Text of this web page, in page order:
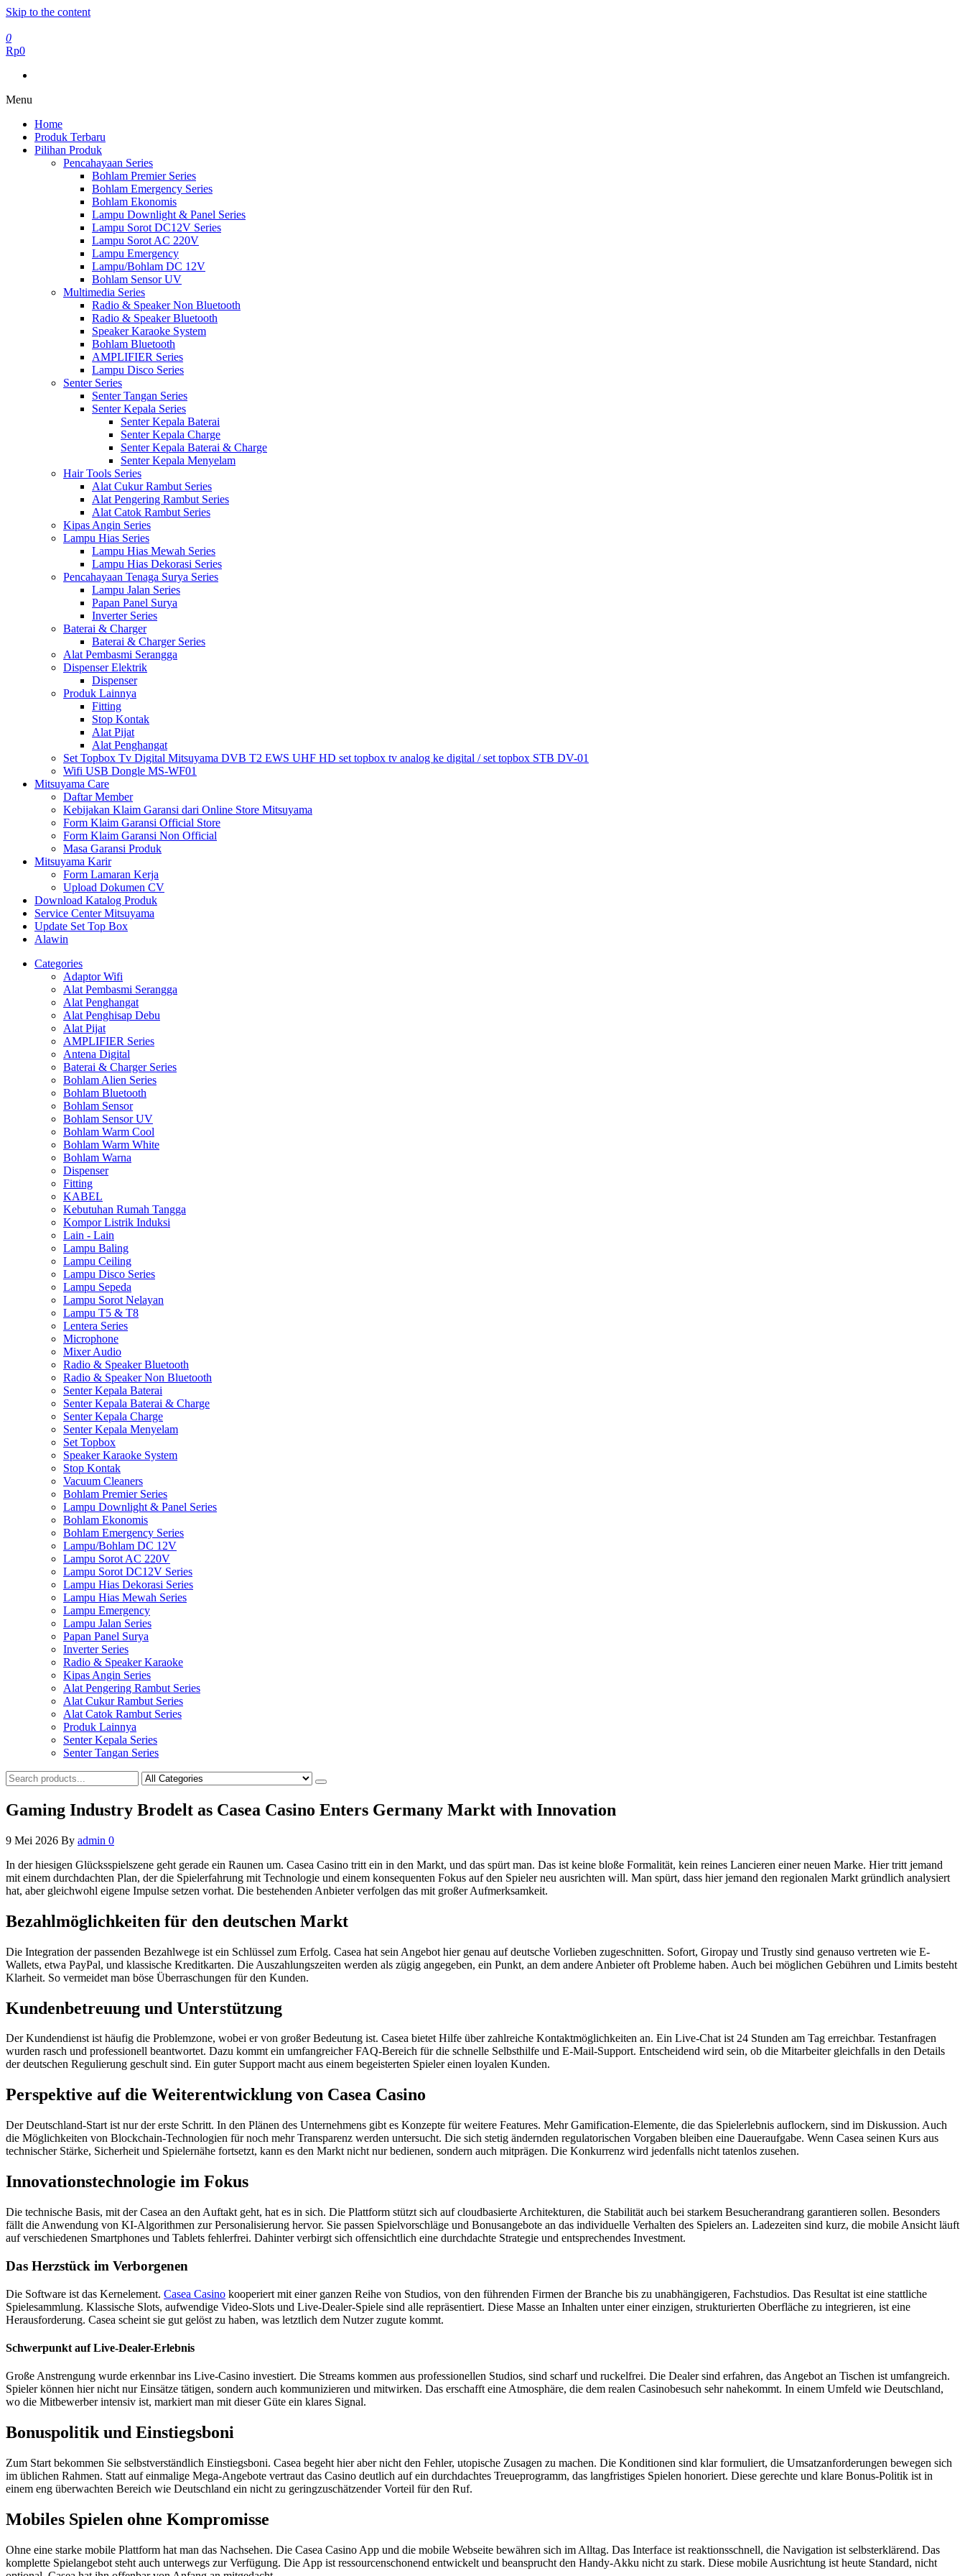
Skip to the content
0
Rp0
Menu
Home
Produk Terbaru
Pilihan Produk
Pencahayaan Series
Bohlam Premier Series
Bohlam Emergency Series
Bohlam Ekonomis
Lampu Downlight & Panel Series
Lampu Sorot DC12V Series
Lampu Sorot AC 220V
Lampu Emergency
Lampu/Bohlam DC 12V
Bohlam Sensor UV
Multimedia Series
Radio & Speaker Non Bluetooth
Radio & Speaker Bluetooth
Speaker Karaoke System
Bohlam Bluetooth
AMPLIFIER Series
Lampu Disco Series
Senter Series
Senter Tangan Series
Senter Kepala Series
Senter Kepala Baterai
Senter Kepala Charge
Senter Kepala Baterai & Charge
Senter Kepala Menyelam
Hair Tools Series
Alat Cukur Rambut Series
Alat Pengering Rambut Series
Alat Catok Rambut Series
Kipas Angin Series
Lampu Hias Series
Lampu Hias Mewah Series
Lampu Hias Dekorasi Series
Pencahayaan Tenaga Surya Series
Lampu Jalan Series
Papan Panel Surya
Inverter Series
Baterai & Charger
Baterai & Charger Series
Alat Pembasmi Serangga
Dispenser Elektrik
Dispenser
Produk Lainnya
Fitting
Stop Kontak
Alat Pijat
Alat Penghangat
Set Topbox Tv Digital Mitsuyama DVB T2 EWS UHF HD set topbox tv analog ke digital / set topbox STB DV-01
Wifi USB Dongle MS-WF01
Mitsuyama Care
Daftar Member
Kebijakan Klaim Garansi dari Online Store Mitsuyama
Form Klaim Garansi Official Store
Form Klaim Garansi Non Official
Masa Garansi Produk
Mitsuyama Karir
Form Lamaran Kerja
Upload Dokumen CV
Download Katalog Produk
Service Center Mitsuyama
Update Set Top Box
Alawin
Categories
Adaptor Wifi
Alat Pembasmi Serangga
Alat Penghangat
Alat Penghisap Debu
Alat Pijat
AMPLIFIER Series
Antena Digital
Baterai & Charger Series
Bohlam Alien Series
Bohlam Bluetooth
Bohlam Sensor
Bohlam Sensor UV
Bohlam Warm Cool
Bohlam Warm White
Bohlam Warna
Dispenser
Fitting
KABEL
Kebutuhan Rumah Tangga
Kompor Listrik Induksi
Lain - Lain
Lampu Baling
Lampu Ceiling
Lampu Disco Series
Lampu Sepeda
Lampu Sorot Nelayan
Lampu T5 & T8
Lentera Series
Microphone
Mixer Audio
Radio & Speaker Bluetooth
Radio & Speaker Non Bluetooth
Senter Kepala Baterai
Senter Kepala Baterai & Charge
Senter Kepala Charge
Senter Kepala Menyelam
Set Topbox
Speaker Karaoke System
Stop Kontak
Vacuum Cleaners
Bohlam Premier Series
Lampu Downlight & Panel Series
Bohlam Ekonomis
Bohlam Emergency Series
Lampu/Bohlam DC 12V
Lampu Sorot AC 220V
Lampu Sorot DC12V Series
Lampu Hias Dekorasi Series
Lampu Hias Mewah Series
Lampu Emergency
Lampu Jalan Series
Papan Panel Surya
Inverter Series
Radio & Speaker Karaoke
Kipas Angin Series
Alat Pengering Rambut Series
Alat Cukur Rambut Series
Alat Catok Rambut Series
Produk Lainnya
Senter Kepala Series
Senter Tangan Series
Gaming Industry Brodelt as Casea Casino Enters Germany Markt with Innovation
9 Mei 2026 By admin 0
In der hiesigen Glücksspielszene geht gerade ein Raunen um. Casea Casino tritt ein in den Markt, und das spürt man. Das ist keine bloße Formalität, kein reines Lancieren einer neuen Marke. Hier tritt jemand
mit einem durchdachten Plan, der die Spielerfahrung mit Technologie und einem konsequenten Fokus auf den Spieler neu ausrichten will. Man spürt, dass hier jemand den regionalen Markt gründlich analysiert
hat, aber gleichwohl eigene Impulse setzen vorhat. Die bestehenden Anbieter verfolgen das mit großer Aufmerksamkeit.
Bezahlmöglichkeiten für den deutschen Markt
Die Integration der passenden Bezahlwege ist ein Schlüssel zum Erfolg. Casea hat sein Angebot hier genau auf deutsche Vorlieben zugeschnitten. Sofort, Giropay und Trustly sind genauso vertreten wie E-
Wallets, etwa PayPal, und klassische Kreditkarten. Die Auszahlungszeiten werden als zügig angegeben, ein Punkt, an dem andere Anbieter oft Probleme haben. Auch bei möglichen Gebühren und Limits besteht
Klarheit. So vermeidet man böse Überraschungen für den Kunden.
Kundenbetreuung und Unterstützung
Der Kundendienst ist häufig die Problemzone, wobei er von großer Bedeutung ist. Casea bietet Hilfe über zahlreiche Kontaktmöglichkeiten an. Ein Live-Chat ist 24 Stunden am Tag erreichbar. Testanfragen
wurden rasch und professionell beantwortet. Dazu kommt ein umfangreicher FAQ-Bereich für die schnelle Selbsthilfe und E-Mail-Support. Entscheidend wird sein, ob die Mitarbeiter gleichfalls in den Details
der deutschen Regulierung geschult sind. Ein guter Support macht aus einem begeisterten Spieler einen loyalen Kunden.
Perspektive auf die Weiterentwicklung von Casea Casino
Der Deutschland-Start ist nur der erste Schritt. In den Plänen des Unternehmens gibt es Konzepte für weitere Features. Mehr Gamification-Elemente, die das Spielerlebnis auflockern, sind im Diskussion. Auch
die Möglichkeiten von Blockchain-Technologien für noch mehr Transparenz werden untersucht. Die sich stetig ändernden regulatorischen Vorgaben bleiben eine Daueraufgabe. Wenn Casea seinen Kurs aus
technischer Stärke, Sicherheit und Spielernähe fortsetzt, kann es den Markt nicht nur bedienen, sondern auch mitprägen. Die Konkurrenz wird jedenfalls nicht tatenlos zusehen.
Innovationstechnologie im Fokus
Die technische Basis, mit der Casea an den Auftakt geht, hat es in sich. Die Plattform stützt sich auf cloudbasierte Architekturen, die Stabilität auch bei starkem Besucherandrang garantieren sollen. Besonders
fällt die Anwendung von KI-Algorithmen zur Personalisierung hervor. Sie passen Spielvorschläge und Bonusangebote an das individuelle Verhalten des Spielers an. Ladezeiten sind kurz, die mobile Ansicht läuft
auf verschiedenen Smartphones und Tablets fehlerfrei. Dahinter verbirgt sich offensichtlich eine durchdachte Strategie und entsprechendes Investment.
Das Herzstück im Verborgenen
Die Software ist das Kernelement. Casea Casino kooperiert mit einer ganzen Reihe von Studios, von den führenden Firmen der Branche bis zu unabhängigeren, Fachstudios. Das Resultat ist eine stattliche
Spielesammlung. Klassische Slots, aufwendige Video-Slots und Live-Dealer-Spiele sind alle repräsentiert. Diese Masse an Inhalten unter einer einzigen, strukturierten Oberfläche zu integrieren, ist eine
Herausforderung. Casea scheint sie gut gelöst zu haben, was letztlich dem Nutzer zugute kommt.
Schwerpunkt auf Live-Dealer-Erlebnis
Große Anstrengung wurde erkennbar ins Live-Casino investiert. Die Streams kommen aus professionellen Studios, sind scharf und ruckelfrei. Die Dealer sind erfahren, das Angebot an Tischen ist umfangreich.
Spieler können hier nicht nur Einsätze tätigen, sondern auch kommunizieren und mitwirken. Das erschafft eine Atmosphäre, die dem realen Casinobesuch sehr nahekommt. In einem Umfeld wie Deutschland,
wo die Mitbewerber intensiv ist, markiert man mit dieser Güte ein klares Signal.
Bonuspolitik und Einstiegsboni
Zum Start bekommen Sie selbstverständlich Einstiegsboni. Casea begeht hier aber nicht den Fehler, utopische Zusagen zu machen. Die Konditionen sind klar formuliert, die Umsatzanforderungen bewegen sich
im üblichen Rahmen. Statt auf einmalige Mega-Angebote vertraut das Casino deutlich auf ein durchdachtes Treueprogramm, das langfristiges Spielen honoriert. Diese gerechte und klare Bonus-Politik ist in
einem eng überwachten Bereich wie Deutschland ein nicht zu geringzuschätzender Vorteil für den Ruf.
Mobiles Spielen ohne Kompromisse
Ohne eine starke mobile Plattform hat man das Nachsehen. Die Casea Casino App und die mobile Webseite bewähren sich im Alltag. Das Interface ist reaktionsschnell, die Navigation ist selbsterklärend. Das
komplette Spielangebot steht auch unterwegs zur Verfügung. Die App ist ressourcenschonend entwickelt und beansprucht den Handy-Akku nicht zu stark. Diese mobile Ausrichtung ist heute Standard, nicht